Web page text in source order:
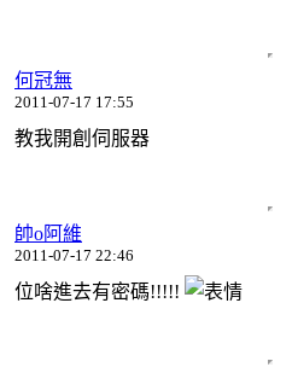
何冠無
2011-07-17 17:55
教我開創伺服器
帥o阿維
2011-07-17 22:46
位啥進去有密碼!!!!!